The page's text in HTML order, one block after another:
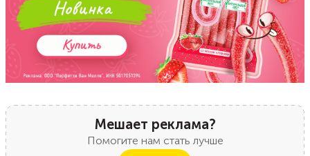
Мешает реклама?
Помогите нам стать лучше